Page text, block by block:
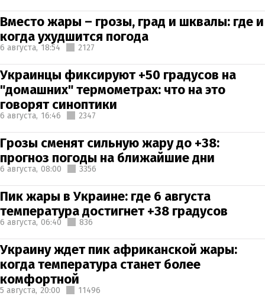
Вместо жары – грозы, град и шквалы: где и
когда ухудшится погода
6 августа, 18:54 2127
Украинцы фиксируют +50 градусов на
"домашних" термометрах: что на это
говорят синоптики
6 августа, 16:46 2347
Грозы сменят сильную жару до +38:
прогноз погоды на ближайшие дни
6 августа, 08:00 3356
Пик жары в Украине: где 6 августа
температура достигнет +38 градусов
6 августа, 06:40 836
Украину ждет пик африканской жары:
когда температура станет более
комфортной
5 августа, 20:00 11496